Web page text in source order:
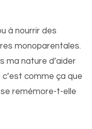
à nourrir des
monoparentales.
ma nature d’aider
c’est comme ça que
se remémore-t-elle